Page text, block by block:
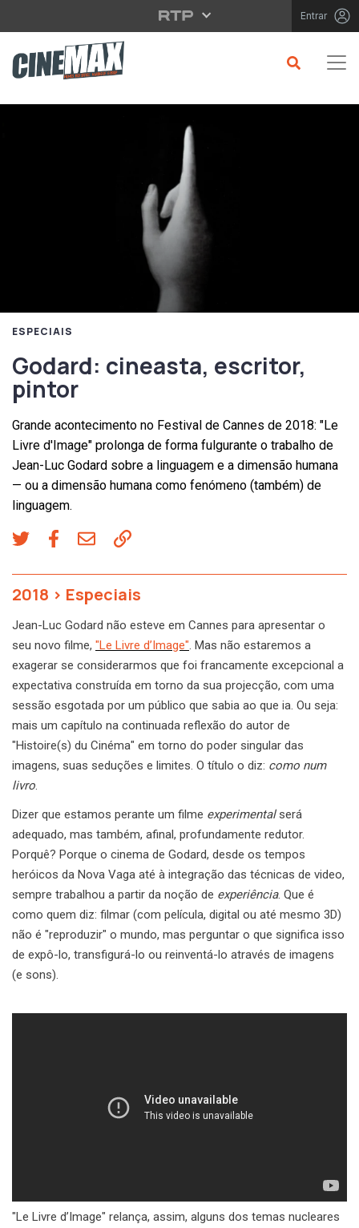
Saltar para o conteúdo principal Entrar
ESPECIAIS
Godard: cineasta, escritor,
pintor
Grande acontecimento no Festival de Cannes de 2018: "Le
Livre d'Image" prolonga de forma fulgurante o trabalho de
Jean-Luc Godard sobre a linguagem e a dimensão humana
— ou a dimensão humana como fenómeno (também) de
linguagem.
2018 > Especiais
Jean-Luc Godard não esteve em Cannes para apresentar o
seu novo filme, "Le Livre d’Image". Mas não estaremos a
exagerar se considerarmos que foi francamente excepcional a
expectativa construída em torno da sua projecção, com uma
sessão esgotada por um público que sabia ao que ia. Ou seja:
mais um capítulo na continuada reflexão do autor de
"Histoire(s) du Cinéma" em torno do poder singular das
imagens, suas seduções e limites. O título o diz: como num
livro.
Dizer que estamos perante um filme experimentalserá
adequado, mas também, afinal, profundamente redutor.
Porquê? Porque o cinema de Godard, desde os tempos
heróicos da Nova Vaga até à integração das técnicas de video,
sempre trabalhou a partir da noção de experiência. Que é
como quem diz: filmar (com película, digital ou até mesmo 3D)
não é "reproduzir" o mundo, mas perguntar o que significa isso
de expô-lo, transfigurá-lo ou reinventá-lo através de imagens
(e sons).
"Le Livre d’Image" relança, assim, alguns dos temas nucleares